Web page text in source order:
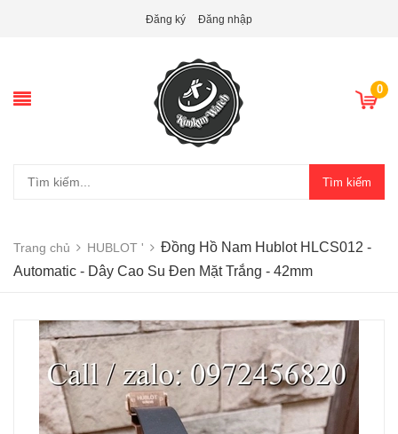
Đăng ký Đăng nhập
0
Tìm kiếm
Trang chủ HUBLOT '
Đồng Hồ Nam Hublot HLCS012 -
Automatic - Dây Cao Su Đen Mặt Trắng - 42mm